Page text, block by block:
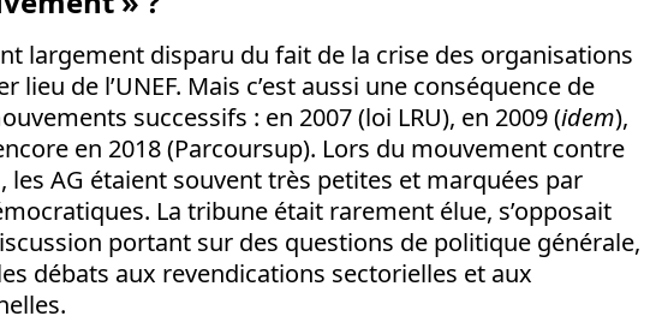
largement disparu du fait de la crise des organisations
lieu de l’UNEF. Mais c’est aussi une conséquence de
successifs : en 2007 (loi LRU), en 2009 (idem),
en 2018 (Parcoursup). Lors du mouvement contre
AG étaient souvent très petites et marquées par
La tribune était rarement élue, s’opposait
portant sur des questions de politique générale,
débats aux revendications sectorielles et aux